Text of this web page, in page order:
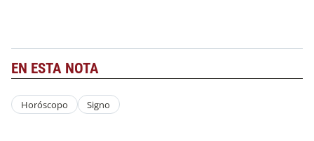
EN ESTA NOTA
Horóscopo Signo